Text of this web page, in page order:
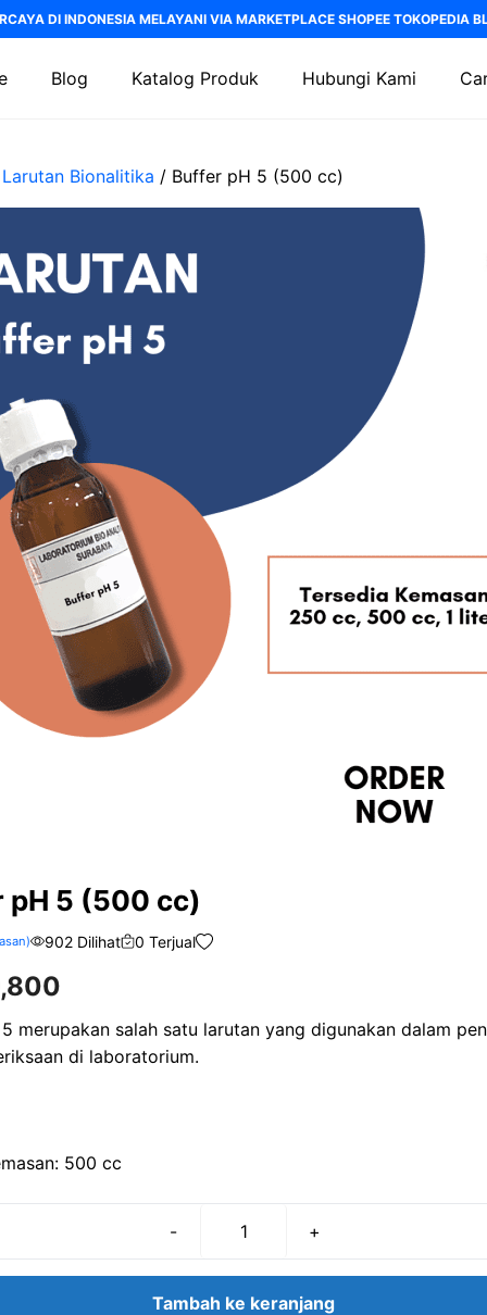
DI INDONESIA MELAYANI VIA MARKETPLACE SHOPEE TOKOPEDIA
Blog Katalog Produk Hubungi Kami
Larutan Bionalitika / Buffer pH 5 (500 cc)
pH 5 (500 cc)
902 Dilihat 0 Terjual
merupakan salah satu larutan yang digunakan dalam
di laboratorium.
500 cc
-
Kuantitas
pH
+
Tambah ke keranjang